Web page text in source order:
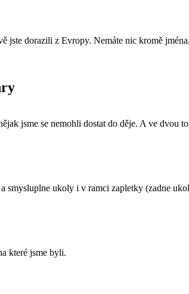
jste dorazili z Evropy. Nemáte nic kromě
jsme se nemohli dostat do děje. A ve dvou
smysluplne ukoly i v ramci zapletky (zadne
které jsme byli.